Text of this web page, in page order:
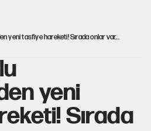
yeni tasfiye hareketi! Sırada onlar var...
yeni
Sırada